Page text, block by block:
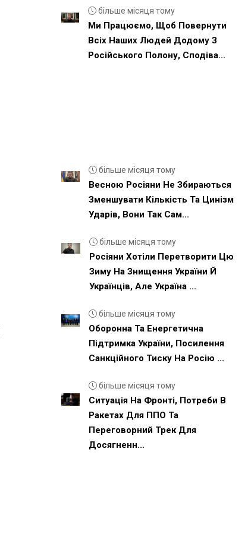
більше місяця тому
Ми Працюємо, Щоб Повернути
Всіх Наших Людей Додому З
Російського Полону, Сподіва...
більше місяця тому
Весною Росіяни Не Збираються
Зменшувати Кількість Та Цинізм
Ударів, Вони Так Сам...
більше місяця тому
Росіяни Хотіли Перетворити Цю
Зиму На Знищення України Й
Українців, Але Україна ...
більше місяця тому
Оборонна Та Енергетична
Підтримка України, Посилення
Санкційного Тиску На Росію ...
більше місяця тому
Ситуація На Фронті, Потреби В
Ракетах Для ППО Та
Переговорний Трек Для
Досягненн...